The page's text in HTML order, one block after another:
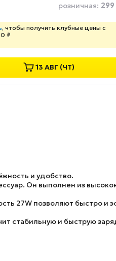
розничная: 299
, чтобы получить клубные цены с
₽
13 АВГ (ЧТ)
и удобство.
Он выполнен из
27W позволяют быстро и
стабильную и быструю